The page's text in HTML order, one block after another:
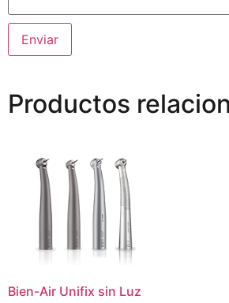
Productos
Bien-Air Unifix sin Luz